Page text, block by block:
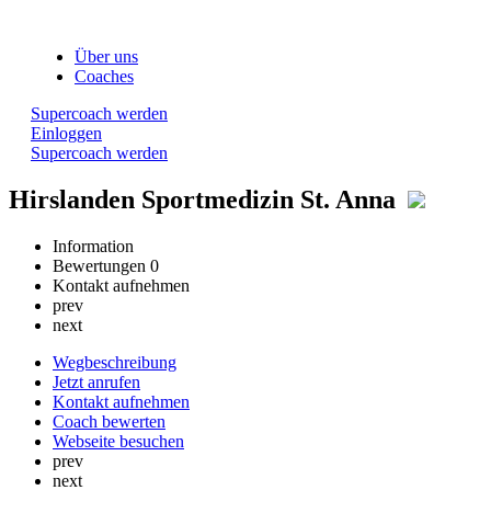
Über uns
Coaches
Supercoach werden
Einloggen
Supercoach werden
Hirslanden Sportmedizin St. Anna
Information
Bewertungen 0
Kontakt aufnehmen
prev
next
Wegbeschreibung
Jetzt anrufen
Kontakt aufnehmen
Coach bewerten
Webseite besuchen
prev
next